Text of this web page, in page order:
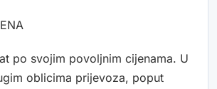
po svojim povoljnim cijenama. U
oblicima prijevoza, poput